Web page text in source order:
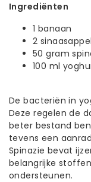
Ingrediënten
1 banaan
2
50 gram
100 ml
De bacteriën in
Deze regelen de
beter bestand
tevens een
Spinazie bevat
belangrijke
ondersteunen.